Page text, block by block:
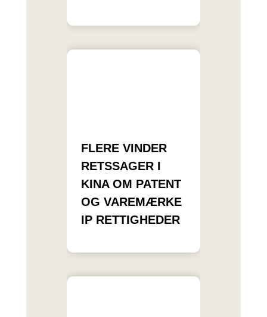
FLERE VINDER
RETSSAGER I
KINA OM PATENT
OG VAREMÆRKE
IP RETTIGHEDER